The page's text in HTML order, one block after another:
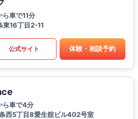
車で11分
東16丁目2-11
公式サイト 体験・相談予約
ら車で4分
西5丁目8愛生舘ビル402号室